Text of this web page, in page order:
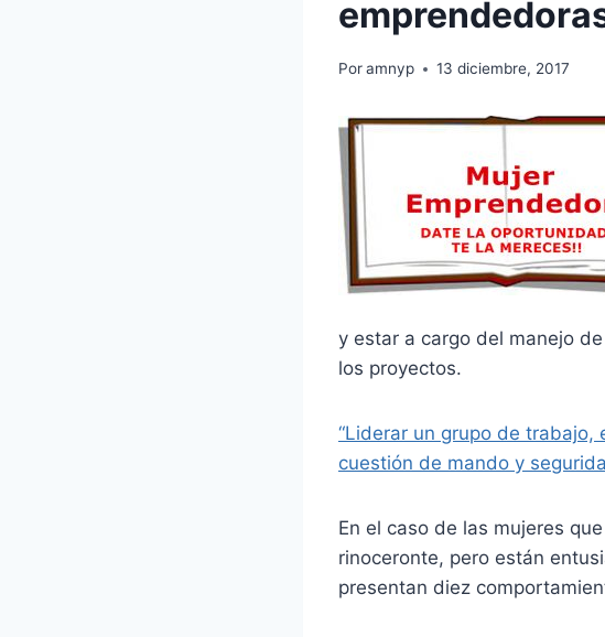
Poramnyp 13 diciembre, 2017
y estar a cargo del manejo
los proyectos.
“Liderar un grupo de trabajo,
cuestión de mando y
En el caso de las mujeres
rinoceronte, pero están
presentan diez